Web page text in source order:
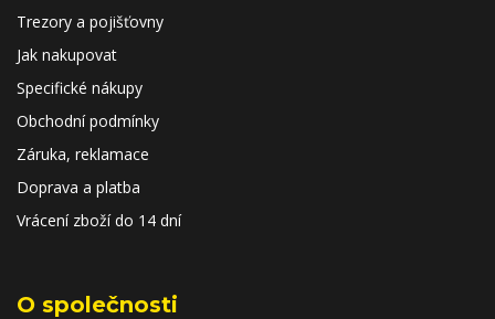
Trezory a pojišťovny
Jak nakupovat
Specifické nákupy
Obchodní podmínky
Záruka, reklamace
Doprava a platba
Vrácení zboží do 14 dní
O společnosti